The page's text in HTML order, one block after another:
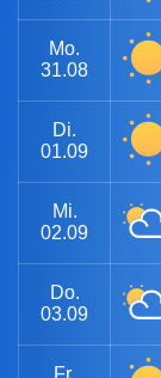
Mo.
31.08
Di.
01.09
Mi.
02.09
Do.
03.09
Fr.